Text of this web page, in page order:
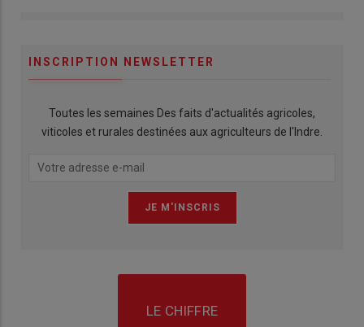
INSCRIPTION NEWSLETTER
Toutes les semaines Des faits d'actualités agricoles,
viticoles et rurales destinées aux agriculteurs de l'Indre.
LE CHIFFRE